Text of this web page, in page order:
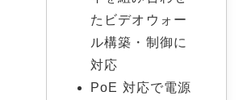
たビデオウォー
ル構築・制御に
対応
PoE 対応で電源